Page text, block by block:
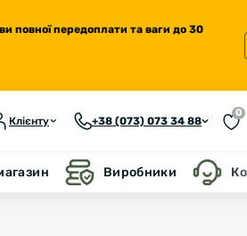
повної передоплати та ваги до 30
Клієнту +38 (073) 073 34 88
0
Виробники